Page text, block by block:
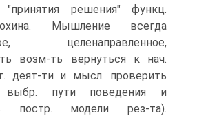
решения" функц.
Мышление всегда
целенаправленное,
возм-ть вернуться к нач.
деят-ти и мысл. проверить
выбр. пути поведения и
постр. модели рез-та).